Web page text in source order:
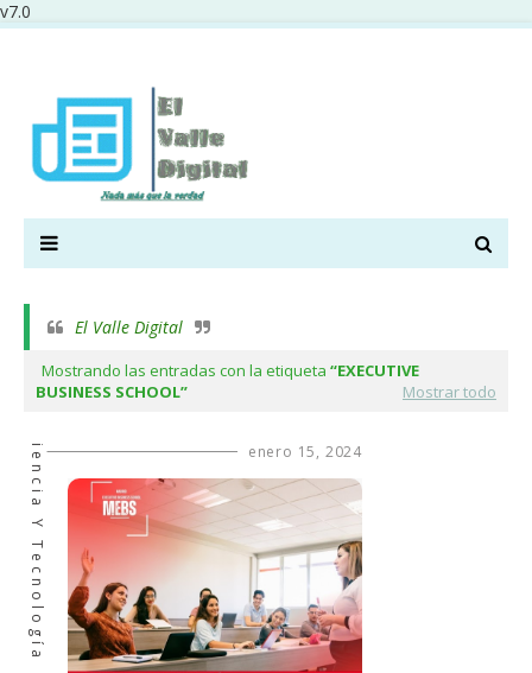
v7.0
El Valle Digital
Mostrando las entradas con la etiqueta
EXECUTIVE
BUSINESS SCHOOL
Mostrar todo
enero 15, 2024
Ciencia Y Tecnología